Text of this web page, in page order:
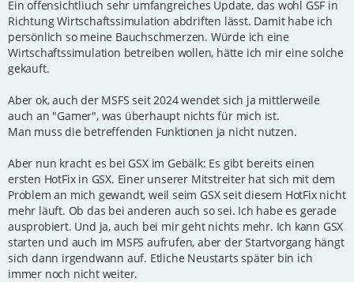
a
g
Ein offensichtliuch sehr umfangreiches Update, das wohl GSF in
Richtung Wirtschaftssimulation abdriften lässt. Damit habe ich
persönlich so meine Bauchschmerzen. Würde ich eine
Wirtschaftssimulation betreiben wollen, hätte ich mir eine solche
gekauft.
Aber ok, auch der MSFS seit 2024 wendet sich ja mittlerweile
auch an "Gamer", was überhaupt nichts für mich ist.
Man muss die betreffenden Funktionen ja nicht nutzen.
Aber nun kracht es bei GSX im Gebälk: Es gibt bereits einen
ersten HotFix in GSX. Einer unserer Mitstreiter hat sich mit dem
Problem an mich gewandt, weil seim GSX seit diesem HotFix nicht
mehr läuft. Ob das bei anderen auch so sei. Ich habe es gerade
ausprobiert. Und ja, auch bei mir geht nichts mehr. Ich kann GSX
starten und auch im MSFS aufrufen, aber der Startvorgang hängt
sich dann irgendwann auf. Etliche Neustarts später bin ich
immer noch nicht weiter.